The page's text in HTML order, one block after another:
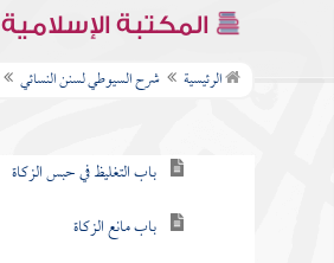
المكتبة الإسلامية
الرئيسية شرح السيوطي لسنن النسائي
كتاب الصيام
كتاب الزكاة
باب التغليظ في حبس الزكاة
باب مانع الزكاة